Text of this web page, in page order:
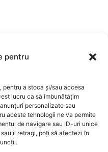
pentru
pentru a stoca și/sau accesa
lucru ca să îmbunătățim
personalizate sau
aceste tehnologii ne va permite
de navigare sau ID-uri unice
îl retragi, poți să afectezi în
pe DN1 și a
de 1,24 g/l
Tractorul vor fi
Oktoberfest Brașov
apropiere de